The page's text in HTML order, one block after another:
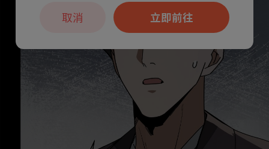
立即前往
取消